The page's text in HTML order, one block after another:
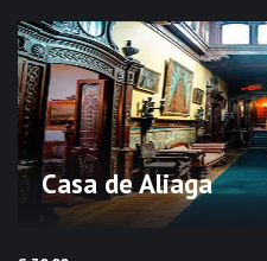
Casa de Aliaga